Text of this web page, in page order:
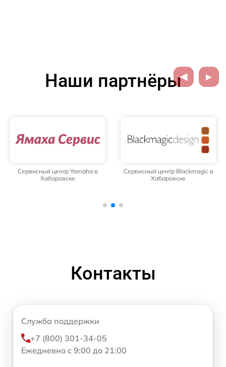
Наши партнёры
Сервисный центр Yamaha в
Хабаровске
Сервисный центр Blackmagic в
Хабаровске
Контакты
Служба поддержки
+7 (800) 301-34-05
Ежедневно с 9:00 до 21:00